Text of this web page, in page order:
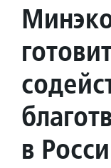
в